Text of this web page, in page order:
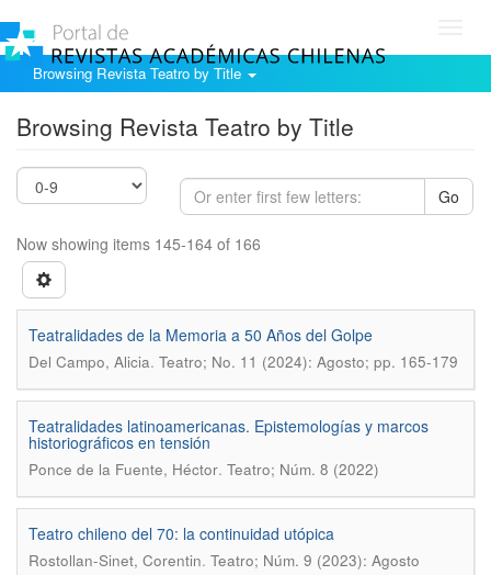
Browsing Revista Teatro by Title
Browsing Revista Teatro by Title
Go
Now showing items 145-164 of 166
Teatralidades de la Memoria a 50 Años del Golpe
Del Campo, Alicia. Teatro; No. 11 (2024): Agosto; pp. 165-179
Teatralidades latinoamericanas. Epistemologías y marcos
historiográficos en tensión
Ponce de la Fuente, Héctor. Teatro; Núm. 8 (2022)
Teatro chileno del 70: la continuidad utópica
Rostollan-Sinet, Corentin. Teatro; Núm. 9 (2023): Agosto